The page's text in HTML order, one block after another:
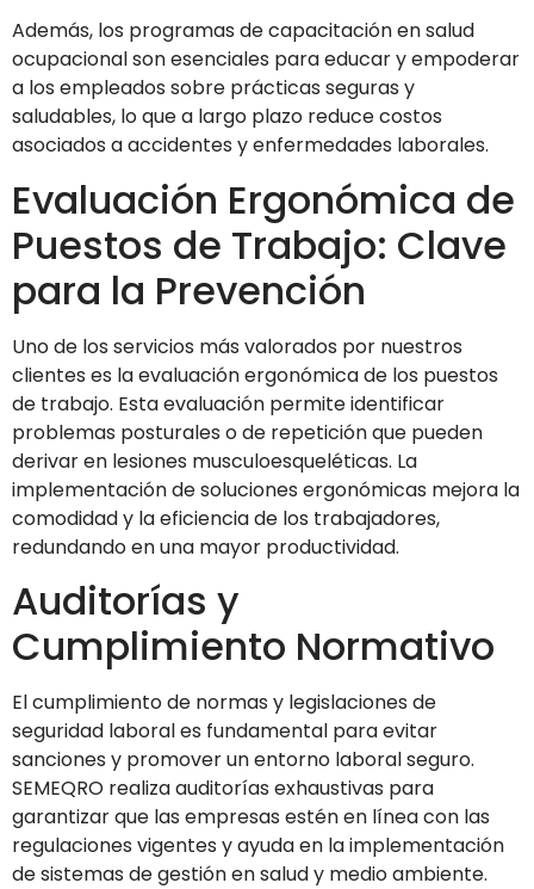
Además, los programas de capacitación en salud
ocupacional son esenciales para educar y empoderar
a los empleados sobre prácticas seguras y
saludables, lo que a largo plazo reduce costos
asociados a accidentes y enfermedades laborales.
Evaluación Ergonómica de
Puestos de Trabajo: Clave
para la Prevención
Uno de los servicios más valorados por nuestros
clientes es la evaluación ergonómica de los puestos
de trabajo. Esta evaluación permite identificar
problemas posturales o de repetición que pueden
derivar en lesiones musculoesqueléticas. La
implementación de soluciones ergonómicas mejora la
comodidad y la eficiencia de los trabajadores,
redundando en una mayor productividad.
Auditorías y
Cumplimiento Normativo
El cumplimiento de normas y legislaciones de
seguridad laboral es fundamental para evitar
sanciones y promover un entorno laboral seguro.
SEMEQRO realiza auditorías exhaustivas para
garantizar que las empresas estén en línea con las
regulaciones vigentes y ayuda en la implementación
de sistemas de gestión en salud y medio ambiente.